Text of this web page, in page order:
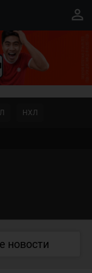
perm_identity
НХЛ
новости